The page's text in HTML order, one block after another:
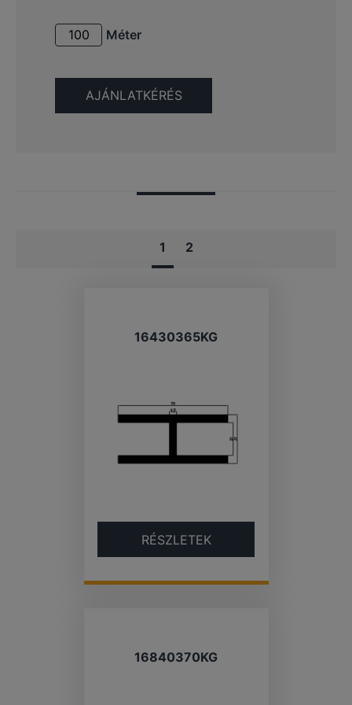
Méter
1 2
16430365KG
RÉSZLETEK
16840370KG